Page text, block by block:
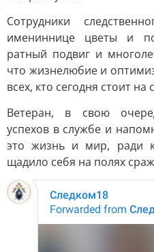
Сотрудники
имениннице цветы и
ратный подвиг и
что жизнелюбие и
всех, кто сегодня стоит на
Ветеран, в свою
успехов в службе и
это жизнь и мир, ради
щадило себя на полях